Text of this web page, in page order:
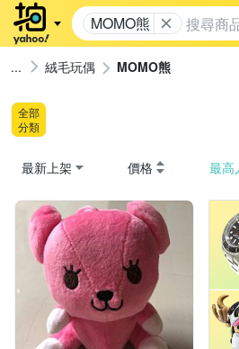
MOMO熊
絨毛玩偶 MOMO熊
全部
分類
最新上架 價格 最高